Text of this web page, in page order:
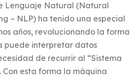
Lenguaje Natural (Natural
– NLP) ha tenido una especial
años, revolucionando la forma
puede interpretar datos
de recurrir al “Sistema
esta forma la máquina